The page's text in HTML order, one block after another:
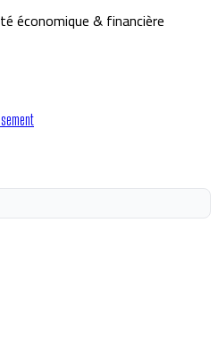
économique & financière